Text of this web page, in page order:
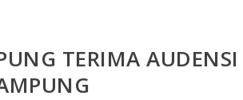
TERIMA AUDENSI